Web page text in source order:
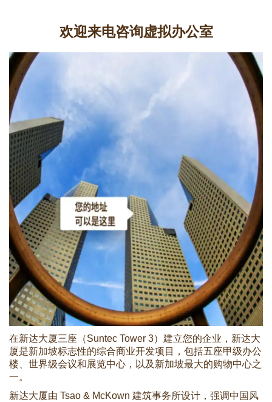
欢迎来电咨询虚拟办公室
在新达大厦三座（Suntec Tower 3）建立您的企业，新达大
厦是新加坡标志性的综合商业开发项目，包括五座甲级办公
楼、世界级会议和展览中心，以及新加坡最大的购物中心之
一。
新达大厦由 Tsao & McKown 建筑事务所设计，强调中国风